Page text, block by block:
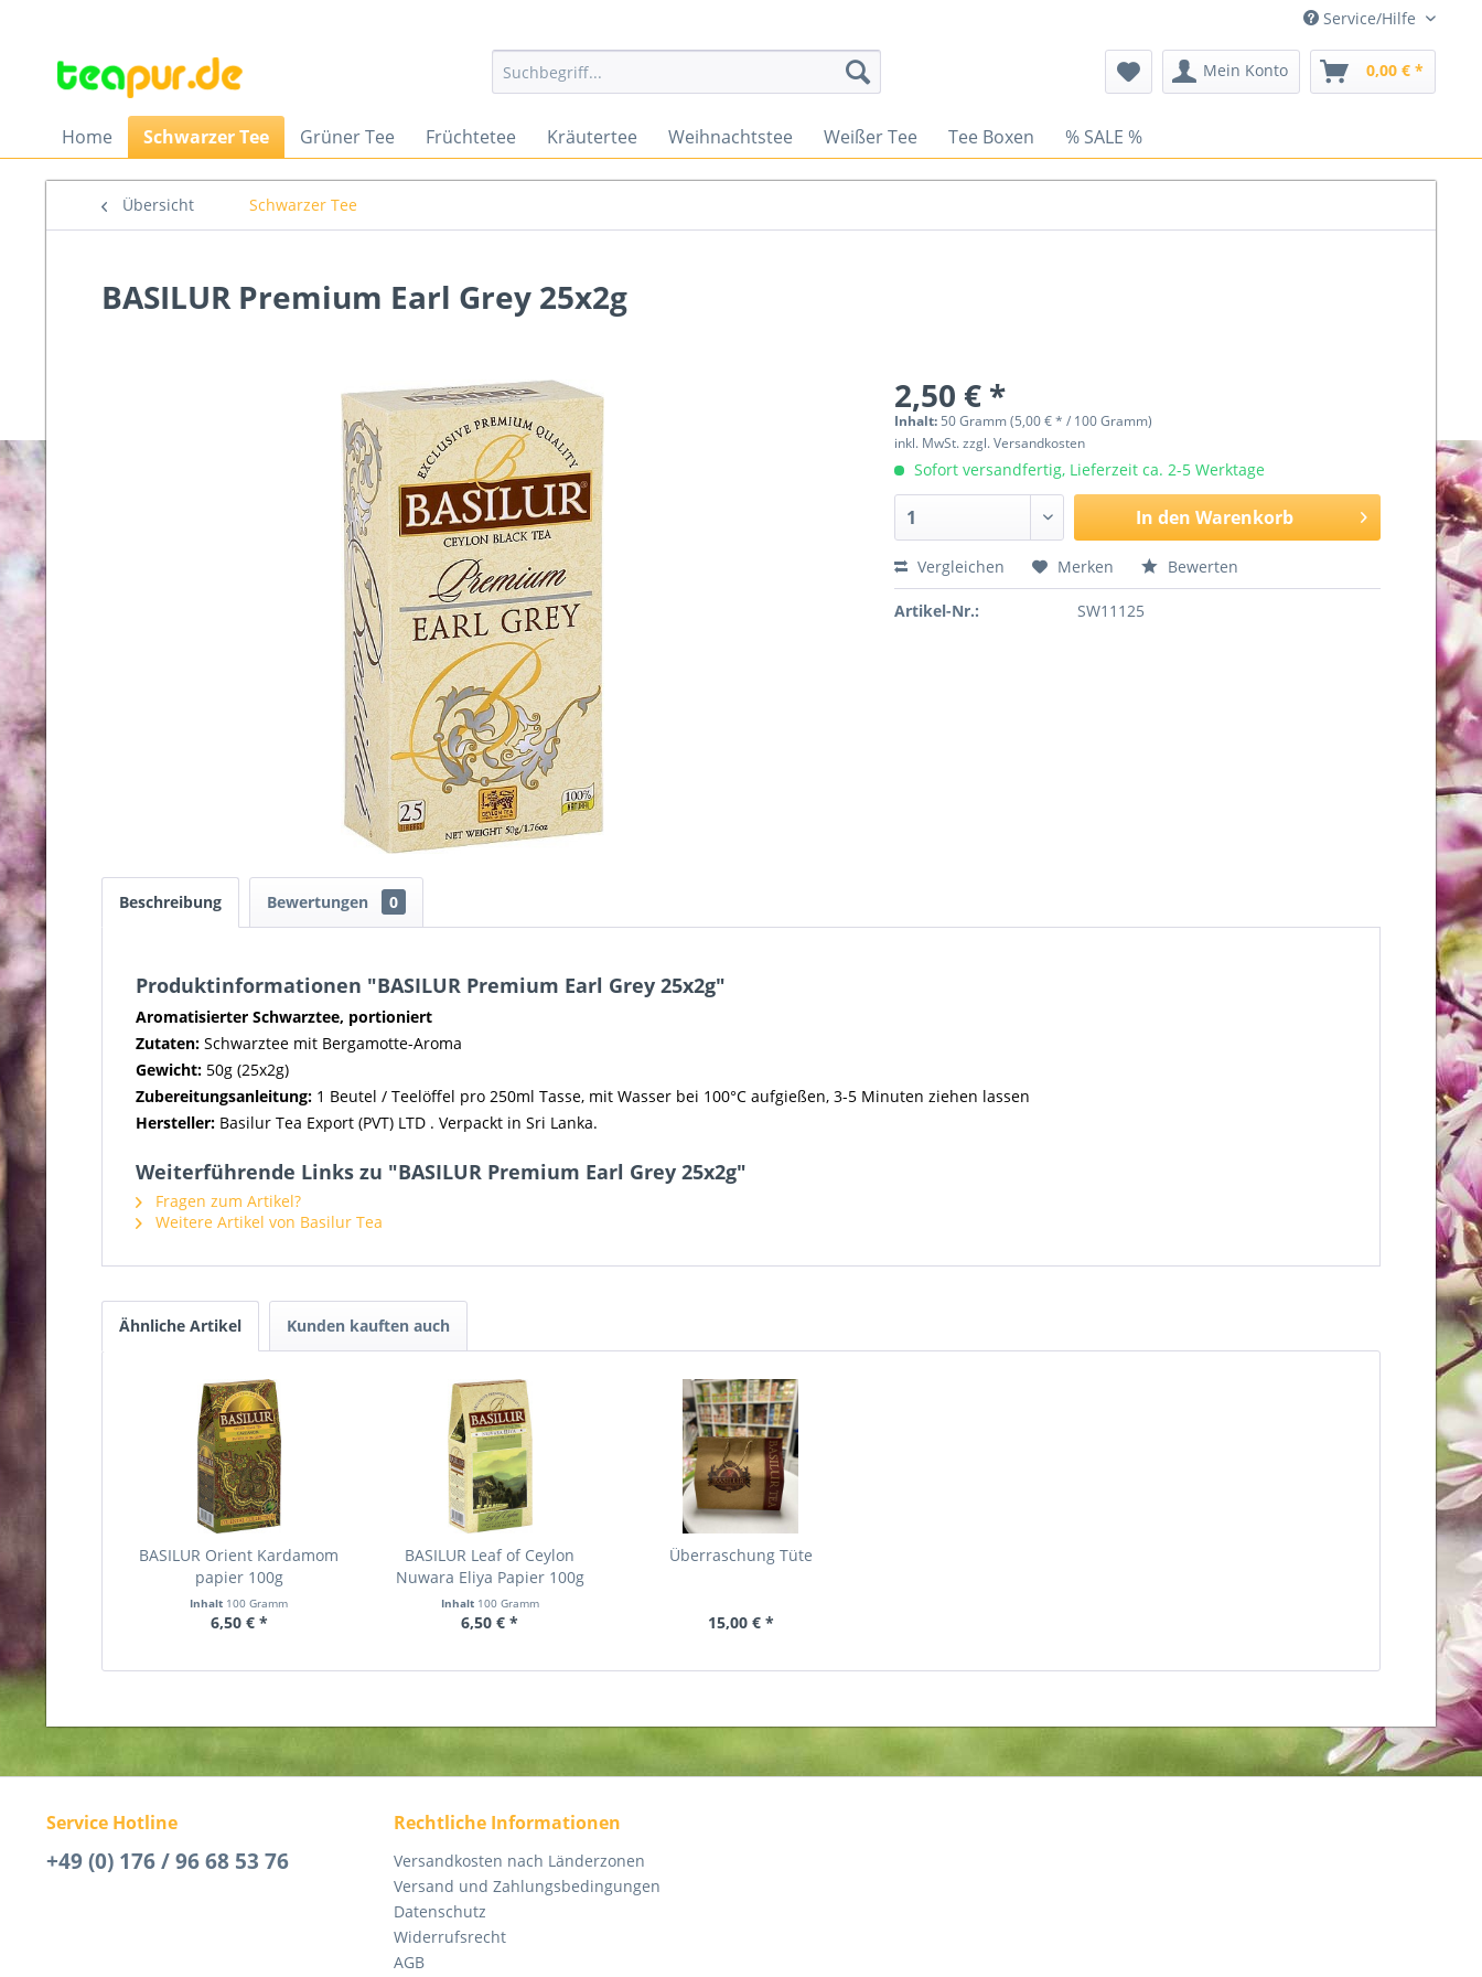
Service/Hilfe
Mein Konto 0,00 € *
Home Schwarzer Tee Grüner Tee Früchtetee Kräutertee Weihnachtstee Weißer Tee Tee Boxen % SALE %
Übersicht Schwarzer Tee
BASILUR Premium Earl Grey 25x2g
2,50 € *
Inhalt: 50 Gramm (5,00 € * / 100 Gramm)
inkl. MwSt.zzgl. Versandkosten
Sofort versandfertig, Lieferzeit ca. 2-5 Werktage
In den Warenkorb
Vergleichen Merken Bewerten
Artikel-Nr.: SW11125
Beschreibung Bewertungen 0
Produktinformationen "BASILUR Premium Earl Grey 25x2g"
Aromatisierter Schwarztee, portioniert
Zutaten: Schwarztee mit Bergamotte-Aroma
Gewicht: 50g (25x2g)
Zubereitungsanleitung: 1 Beutel / Teelöffel pro 250ml Tasse, mit Wasser bei 100°C aufgießen, 3-5 Minuten ziehen lassen
Hersteller: Basilur Tea Export (PVT) LTD . Verpackt in Sri Lanka.
Weiterführende Links zu "BASILUR Premium Earl Grey 25x2g"
Fragen zum Artikel?
Weitere Artikel von Basilur Tea
Ähnliche Artikel Kunden kauften auch
BASILUR Orient Kardamom
papier 100g
Inhalt 100 Gramm
6,50 € *
BASILUR Leaf of Ceylon
Nuwara Eliya Papier 100g
Inhalt 100 Gramm
6,50 € *
Überraschung Tüte
15,00 € *
Service Hotline
+49 (0) 176 / 96 68 53 76
Rechtliche Informationen
Versandkosten nach Länderzonen
Versand und Zahlungsbedingungen
Datenschutz
Widerrufsrecht
AGB